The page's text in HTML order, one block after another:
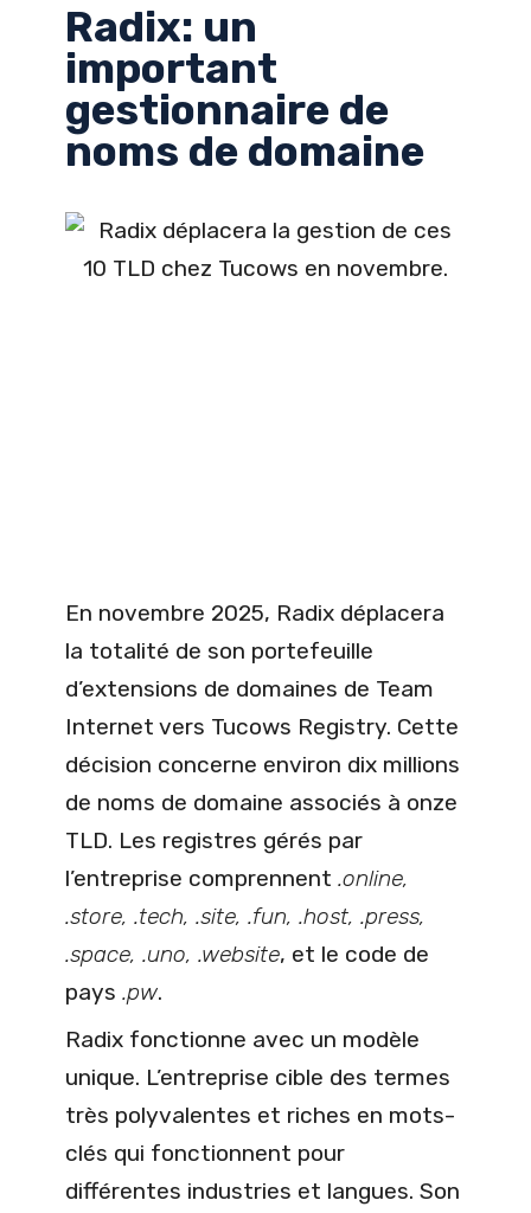
Radix: un
important
gestionnaire de
noms de domaine
En novembre 2025, Radix déplacera
la totalité de son portefeuille
d’extensions de domaines de Team
Internet vers Tucows Registry. Cette
décision concerne environ dix millions
de noms de domaine associés à onze
TLD. Les registres gérés par
l’entreprise comprennent .online,
.store, .tech, .site, .fun, .host, .press,
.space, .uno, .website, et le code de
pays .pw.
Radix fonctionne avec un modèle
unique. L’entreprise cible des termes
très polyvalentes et riches en mots-
clés qui fonctionnent pour
différentes industries et langues. Son